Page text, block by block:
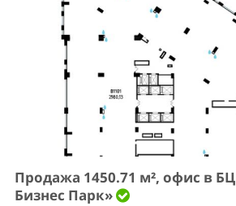
Продажа 1450.71 м², офис в
Бизнес Парк»